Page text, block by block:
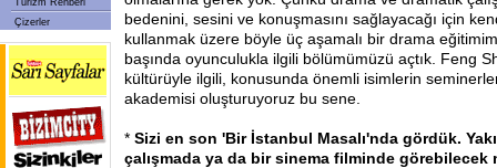
Turizm Rehberi
Çizerler
bedenini, sesini ve konuşmasını sağlayacağı için
kullanmak üzere böyle üç aşamalı bir drama
başında oyunculukla ilgili bölümümüzü açtık. Feng
kültürüyle ilgili, konusunda önemli isimlerin
akademisi oluşturuyoruz bu sene.
* Sizi en son 'Bir İstanbul Masalı'nda gördük.
çalışmada ya da bir sinema filminde görebilecek